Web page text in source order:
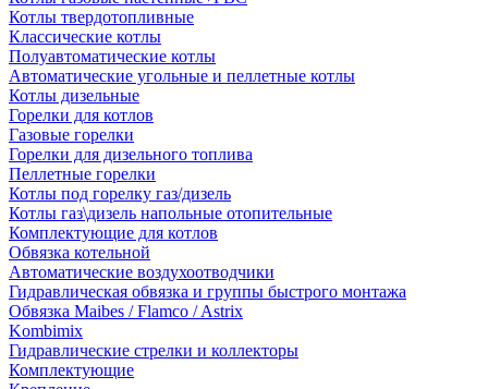
Котлы твердотопливные
Классические котлы
Полуавтоматические котлы
Автоматические угольные и пеллетные котлы
Котлы дизельные
Горелки для котлов
Газовые горелки
Горелки для дизельного топлива
Пеллетные горелки
Котлы под горелку газ/дизель
Котлы газ\дизель напольные отопительные
Комплектующие для котлов
Обвязка котельной
Автоматические воздухоотводчики
Гидравлическая обвязка и группы быстрого монтажа
Обвязка Maibes / Flamco / Astrix
Kombimix
Гидравлические стрелки и коллекторы
Комплектующие